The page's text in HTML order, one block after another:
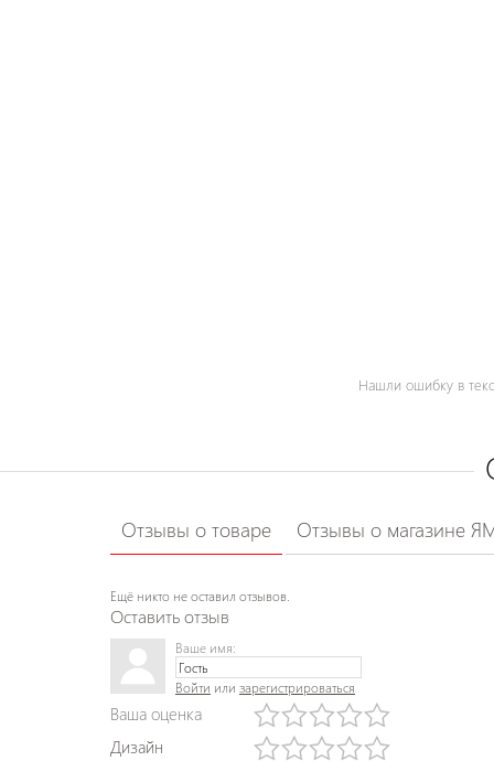
Нашли ошибку в
Отзывы о товаре Отзывы о магазине
Ещё никто не оставил отзывов.
Оставить отзыв
Ваше имя:
Войти или зарегистрироваться
Ваша оценка
Дизайн